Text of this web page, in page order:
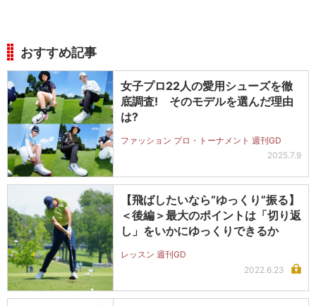
おすすめ記事
女子プロ22人の愛用シューズを徹
底調査! そのモデルを選んだ理由
は?
ファッション プロ・トーナメント 週刊GD
2025.7.9
【飛ばしたいなら“ゆっくり”振る】
＜後編＞最大のポイントは「切り返
し」をいかにゆっくりできるか
レッスン 週刊GD
2022.6.23